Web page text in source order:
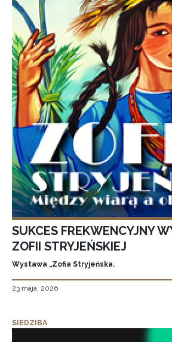
SUKCES FREKWENCYJNY
ZOFII STRYJEŃSKIEJ
Wystawa „Zofia Stryjeńska.
23 maja, 2026
SIEDZIBA